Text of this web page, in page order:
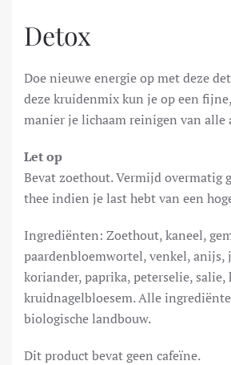
Detox
Doe nieuwe energie op met deze
deze kruidenmix kun je op een
manier je lichaam reinigen van alle
Let op
Bevat zoethout. Vermijd overmatig
thee indien je last hebt van een
Ingrediënten: Zoethout, kaneel,
paardenbloemwortel, venkel, anijs,
koriander, paprika, peterselie,
kruidnagelbloesem. Alle
biologische landbouw.
Dit product bevat geen cafeïne.